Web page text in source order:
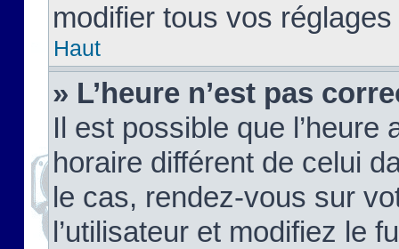
modifier tous vos
Haut
» L’heure n’est pas
Il est possible que
horaire différent de celui
le cas, rendez-vous sur
l’utilisateur et modifiez le